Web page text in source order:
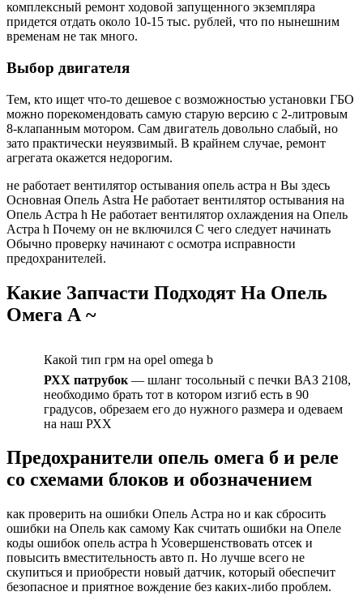
комплексный ремонт ходовой запущенного экземпляра
придется отдать около 10-15 тыс. рублей, что по нынешним
временам не так много.
Выбор двигателя
Тем, кто ищет что-то дешевое с возможностью установки ГБО
можно порекомендовать самую старую версию с 2-литровым
8-клапанным мотором. Сам двигатель довольно слабый, но
зато практически неуязвимый. В крайнем случае, ремонт
агрегата окажется недорогим.
не работает вентилятор остывания опель астра н Вы здесь
Основная Опель Astra Не работает вентилятор остывания на
Опель Астра h Не работает вентилятор охлаждения на Опель
Астра h Почему он не включился С чего следует начинать
Обычно проверку начинают с осмотра исправности
предохранителей.
Какие Запчасти Подходят На Опель
Омега А ~
Какой тип грм на opel omega b
РХХ патрубок — шланг тосольный с печки ВАЗ 2108,
необходимо брать тот в котором изгиб есть в 90
градусов, обрезаем его до нужного размера и одеваем
на наш РХХ
Предохранители опель омега б и реле
со схемами блоков и обозначением
как проверить на ошибки Опель Астра но и как сбросить
ошибки на Опель как самому Как считать ошибки на Опеле
коды ошибок опель астра h Усовершенствовать отсек и
повысить вместительность авто п. Но лучше всего не
скупиться и приобрести новый датчик, который обеспечит
безопасное и приятное вождение без каких-либо проблем.